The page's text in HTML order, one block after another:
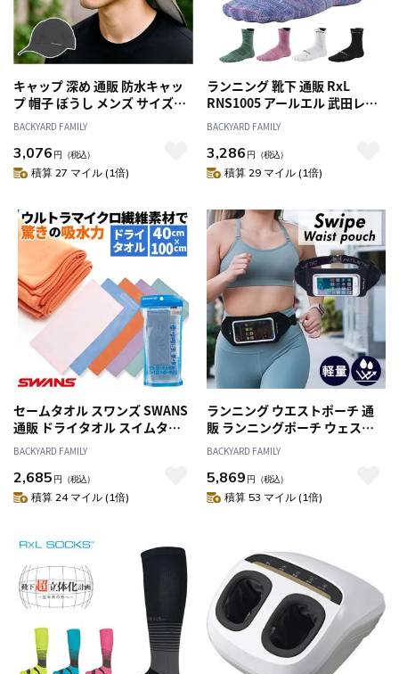
キャップ 深め 通販 防水キャッ
プ 帽子 ぼうし メンズ サイズ調
整可能 防水 男女兼用 日よけ シ
ンプル 無地 ランニング ジョギ
ング 通気性 おしゃれ お洒落 ス
ポーツ テニス マラソン アウト
BACKYARD FAMILY
3,076 円 （税込）
積算 27 マイル (1倍)
ランニング 靴下 通販 RxL
RNS1005 アールエル 武田レッ
グウェアー ソックス 厚手 EVO-
RL ラウンド型 レディース メン
ズ スポーツソックス ミドル丈
スポーツ 陸上 ランニングソッ
BACKYARD FAMILY
3,286 円 （税込）
積算 29 マイル (1倍)
セームタオル スワンズ SWANS
通販 ドライタオル スイムタオ
ル 吸水速乾 抗菌 ドライタイプ
ファイバー 水泳 競泳 スイミン
グ プール 海水浴 40×100cm 水
BACKYARD FAMILY
2,685 円 （税込）
積算 24 マイル (1倍)
ランニング ウエストポーチ 通
販 ランニングポーチ ウェスト
ポーチ マラソンポーチ ジョギ
FITLETIC フィットレティック
SWP-01J はっ水 マラソン ラン
BACKYARD FAMILY
5,869 円 （税込）
積算 53 マイル (1倍)